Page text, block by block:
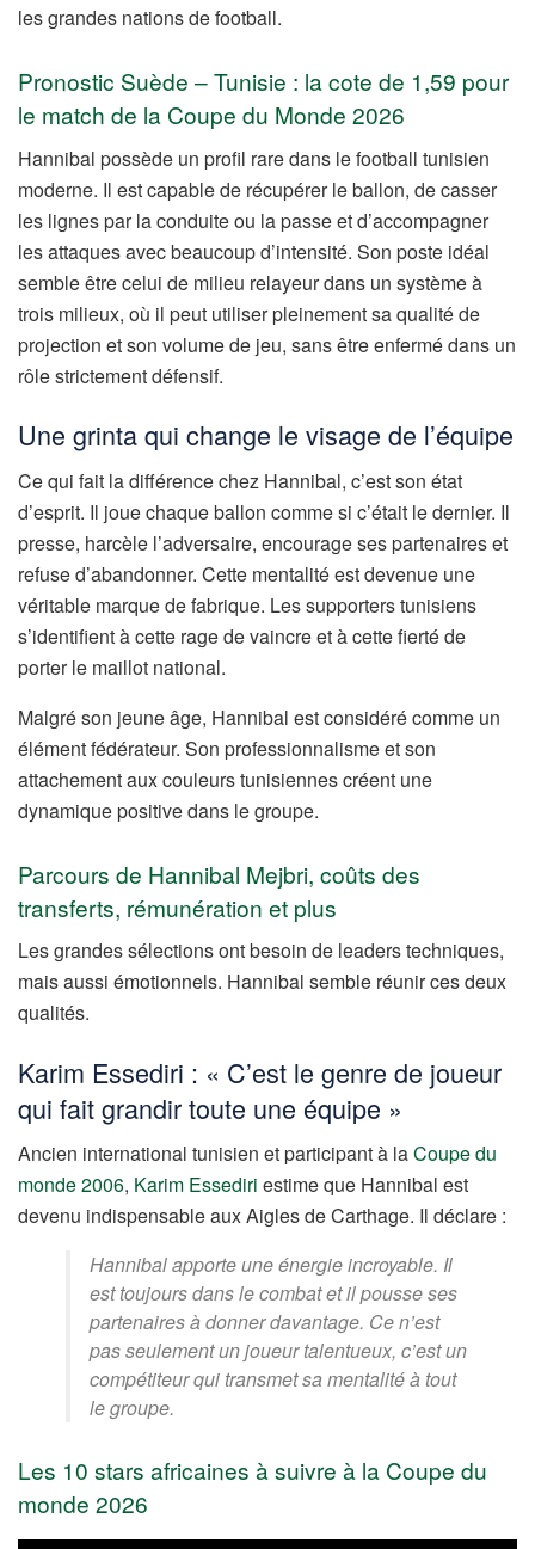
les grandes nations de football.
Pronostic Suède – Tunisie : la cote de 1,59 pour
le match de la Coupe du Monde 2026
Hannibal possède un profil rare dans le football tunisien
moderne. Il est capable de récupérer le ballon, de casser
les lignes par la conduite ou la passe et d’accompagner
les attaques avec beaucoup d’intensité. Son poste idéal
semble être celui de milieu relayeur dans un système à
trois milieux, où il peut utiliser pleinement sa qualité de
projection et son volume de jeu, sans être enfermé dans un
rôle strictement défensif.
Une grinta qui change le visage de l’équipe
Ce qui fait la différence chez Hannibal, c’est son état
d’esprit. Il joue chaque ballon comme si c’était le dernier. Il
presse, harcèle l’adversaire, encourage ses partenaires et
refuse d’abandonner. Cette mentalité est devenue une
véritable marque de fabrique. Les supporters tunisiens
s’identifient à cette rage de vaincre et à cette fierté de
porter le maillot national.
Malgré son jeune âge, Hannibal est considéré comme un
élément fédérateur. Son professionnalisme et son
attachement aux couleurs tunisiennes créent une
dynamique positive dans le groupe.
Parcours de Hannibal Mejbri, coûts des
transferts, rémunération et plus
Les grandes sélections ont besoin de leaders techniques,
mais aussi émotionnels. Hannibal semble réunir ces deux
qualités.
Karim Essediri : « C’est le genre de joueur
qui fait grandir toute une équipe »
Ancien international tunisien et participant à laCoupe du
monde 2006, Karim Essediri estime que Hannibal est
devenu indispensable aux Aigles de Carthage. Il déclare :
Hannibal apporte une énergie incroyable. Il
est toujours dans le combat et il pousse ses
partenaires à donner davantage. Ce n’est
pas seulement un joueur talentueux, c’est un
compétiteur qui transmet sa mentalité à tout
le groupe.
Les 10 stars africaines à suivre à la Coupe du
monde 2026